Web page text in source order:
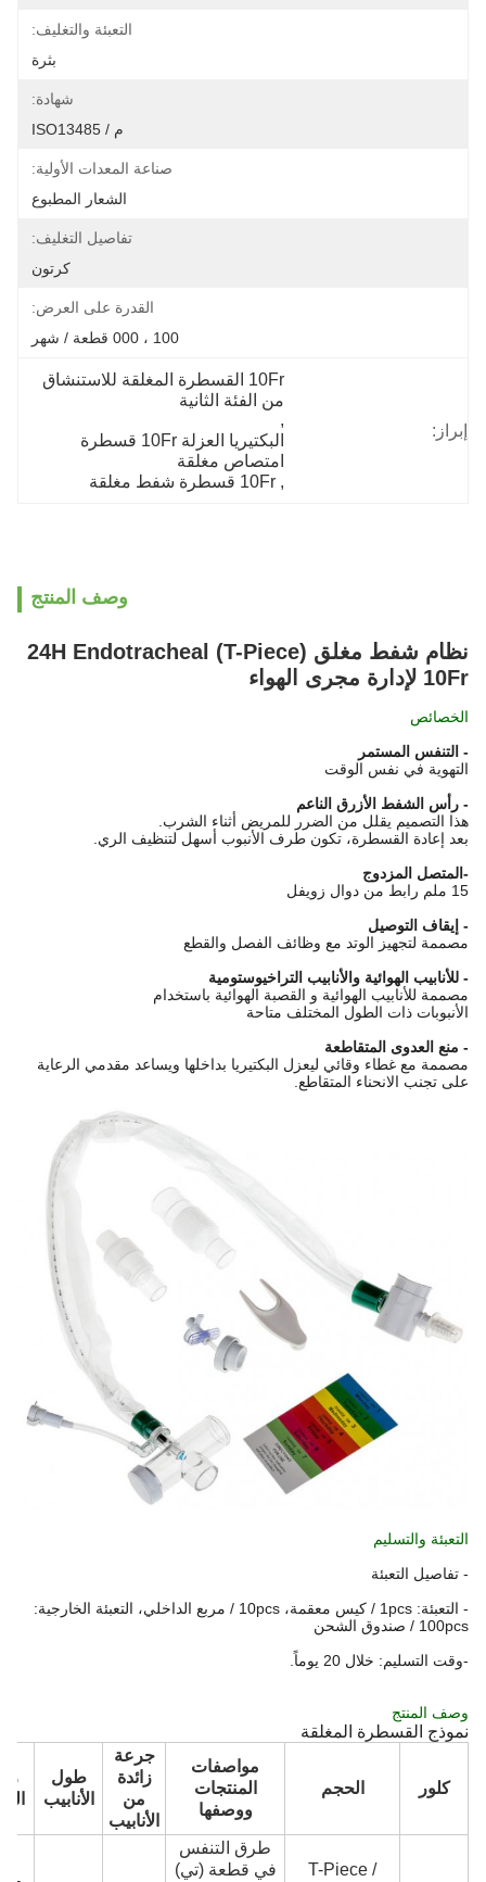
التعبئة والتغليف:
بثرة
شهادة:
م / ISO13485
صناعة المعدات الأولية:
الشعار المطبوع
تفاصيل التغليف:
كرتون
القدرة على العرض:
100 ، 000 قطعة / شهر
إبراز:
10Fr القسطرة المغلقة للاستنشاق
من الفئة الثانية
,
البكتيريا العزلة 10Fr قسطرة
امتصاص مغلقة
, 10Fr قسطرة شفط مغلقة
وصف المنتج
نظام شفط مغلق (T-Piece) 24H Endotracheal
10Fr لإدارة مجرى الهواء
الخصائص
- التنفس المستمر
التهوية في نفس الوقت
- رأس الشفط الأزرق الناعم
هذا التصميم يقلل من الضرر للمريض أثناء الشرب.
بعد إعادة القسطرة، تكون طرف الأنبوب أسهل لتنظيف الري.
-المتصل المزدوج
15 ملم رابط من دوال زويفل
- إيقاف التوصيل
مصممة لتجهيز الوتد مع وظائف الفصل والقطع
- للأنابيب الهوائية والأنابيب التراخيوستومية
مصممة للأنابيب الهوائية و القصبة الهوائية باستخدام
الأنبوبات ذات الطول المختلف متاحة
- منع العدوى المتقاطعة
مصممة مع غطاء وقائي ليعزل البكتيريا بداخلها ويساعد مقدمي الرعاية
على تجنب الانحناء المتقاطع.
التعبئة والتسليم
- تفاصيل التعبئة
- التعبئة: 1pcs / كيس معقمة، 10pcs / مربع الداخلي، التعبئة الخارجية:
100pcs / صندوق الشحن
-وقت التسليم: خلال 20 يوماً.
وصف المنتج
نموذج القسطرة المغلقة
كلور الحجم
مواصفات
المنتجات
ووصفها
جرعة
زائدة
من
الأنابيب
طول
الأنابيب
T-Piece /
طرق التنفس
في قطعة (تي)